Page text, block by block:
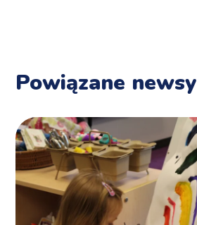
Powiązane newsy